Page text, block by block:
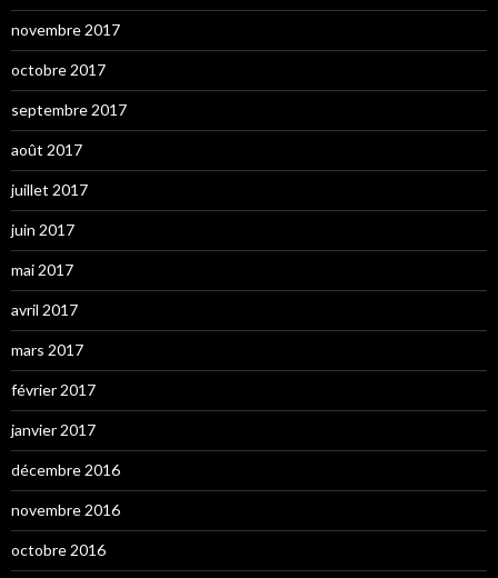
novembre 2017
octobre 2017
septembre 2017
août 2017
juillet 2017
juin 2017
mai 2017
avril 2017
mars 2017
février 2017
janvier 2017
décembre 2016
novembre 2016
octobre 2016